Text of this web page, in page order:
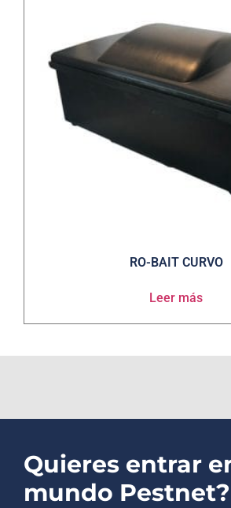
RO-BAIT CURVO
Leer más
Quieres entrar
mundo Pestnet?